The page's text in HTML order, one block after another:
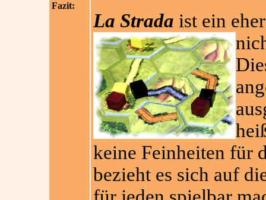
Fazit:
La Strada ist ein
keine Feinheiten für
bezieht es sich auf